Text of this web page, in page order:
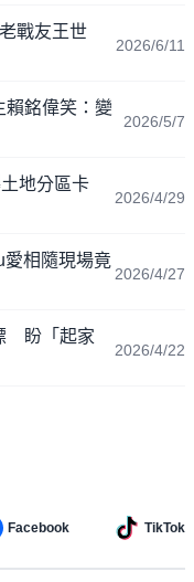
戰友王世
2026/6/11
銘偉笑：變
2026/5/7
地分區卡
2026/4/29
相隨現場竟
2026/4/27
盼「起家
2026/4/22
Facebook TikTok